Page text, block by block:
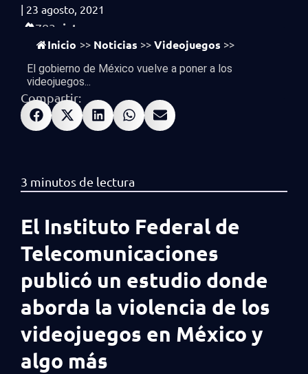
| 23 agosto, 2021
783 vistas
Inicio >> Noticias >> Videojuegos >>
El gobierno de México vuelve a poner a los
videojuegos...
Compartir:
El Instituto Federal de
Telecomunicaciones
publicó un estudio donde
aborda la violencia de los
videojuegos en México y
algo más